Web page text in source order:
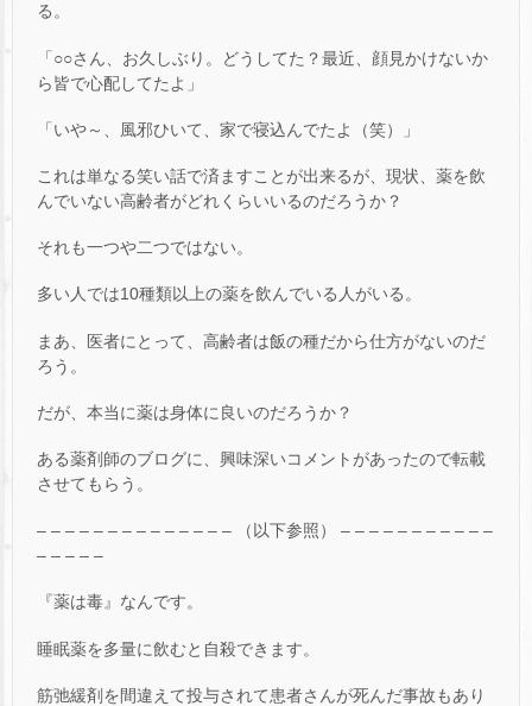
る。
「○○さん、お久しぶり。どうしてた？最近、顔見かけないか
ら皆で心配してたよ」
「いや～、風邪ひいて、家で寝込んでたよ（笑）」
これは単なる笑い話で済ますことが出来るが、現状、薬を飲
んでいない高齢者がどれくらいいるのだろうか？
それも一つや二つではない。
多い人では10種類以上の薬を飲んでいる人がいる。
まあ、医者にとって、高齢者は飯の種だから仕方がないのだ
ろう。
だが、本当に薬は身体に良いのだろうか？
ある薬剤師のブログに、興味深いコメントがあったので転載
させてもらう。
– – – – – – – – – – – – – – （以下参照） – – – – – – – – – – –
– – – – –
『薬は毒』なんです。
睡眠薬を多量に飲むと自殺できます。
筋弛緩剤を間違えて投与されて患者さんが死んだ事故もあり